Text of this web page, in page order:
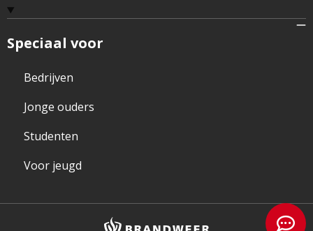
Speciaal voor
Bedrijven
Jonge ouders
Studenten
Voor jeugd
Brandweer